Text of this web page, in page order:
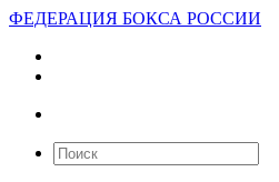
ФЕДЕРАЦИЯ БОКСА РОССИИ